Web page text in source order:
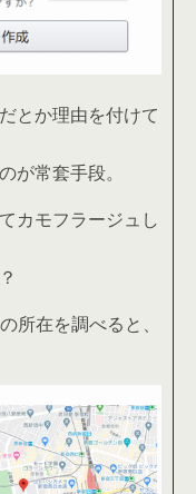
とか理由を付けて
が常套手段。
カモフラージュし
所在を調べると、